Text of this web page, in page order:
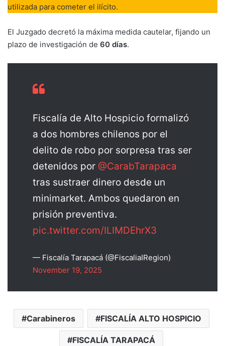
utilizada para cometer el ilícito.
El Juzgado decretó la máxima medida cautelar, fijando un
plazo de investigación de 60 días.
Fiscalía de Alto Hospicio formalizó
a dos hombres chilenos por el
delito de robo por sorpresa tras ser
detenidos por @CarabTarapaca
tras sustraer dinero desde un
minimarket. Ambos quedaron en
prisión preventiva.
pic.twitter.com/ILIMDEhrX3
— Fiscalía Tarapacá (@FiscaliaIRegion)
November 19, 2025
Carabineros FISCALÍA ALTO HOSPICIO
FISCALÍA TARAPACÁ